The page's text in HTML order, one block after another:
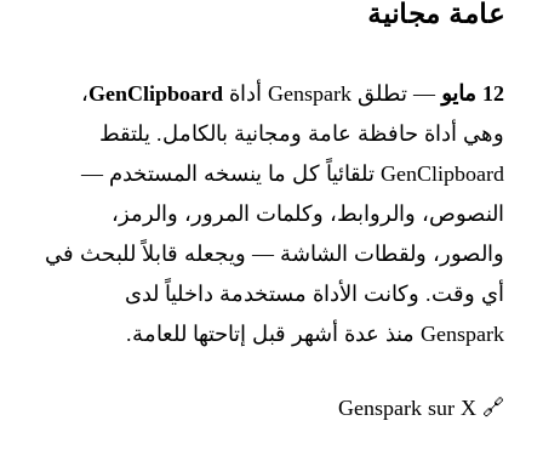
عامة مجانية
12 مايو — تطلق Genspark أداة GenClipboard،
وهي أداة حافظة عامة ومجانية بالكامل. يلتقط
GenClipboard تلقائياً كل ما ينسخه المستخدم —
النصوص، والروابط، وكلمات المرور، والرمز،
والصور، ولقطات الشاشة — ويجعله قابلاً للبحث في
أي وقت. وكانت الأداة مستخدمة داخلياً لدى
Genspark منذ عدة أشهر قبل إتاحتها للعامة.
🔗
Genspark sur X